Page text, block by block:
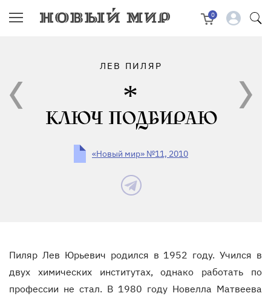
0
ЛЕВ ПИЛЯР
КЛЮЧ ПОДБИРАЮ
«Новый мир» №11, 2010
Пиляр Лев Юрьевич родился в 1952 году. Учился в
двух химических институтах, однако работать по
профессии не стал. В 1980 году Новелла Матвеева